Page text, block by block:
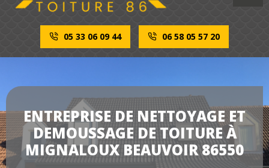
05 33 06 09 44 06 58 05 57 20
ENTREPRISE DE NETTOYAGE ET
DEMOUSSAGE DE TOITURE À
MIGNALOUX BEAUVOIR 86550